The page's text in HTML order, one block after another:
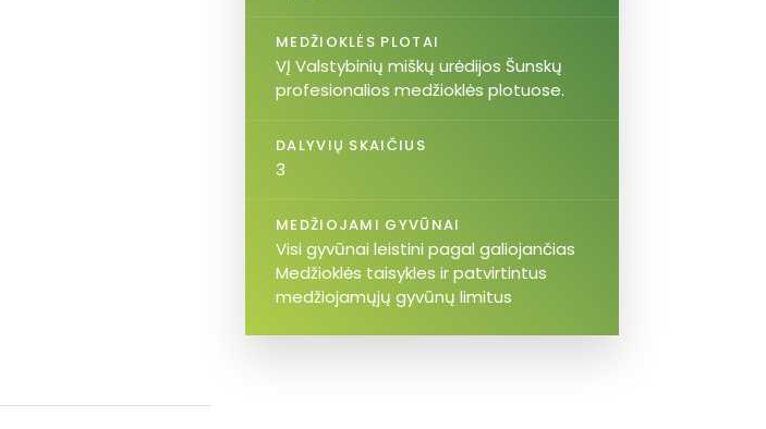
MEDŽIOKLĖS PLOTAI
VĮ Valstybinių miškų urėdijos Šunskų
profesionalios medžioklės plotuose.
DALYVIŲ SKAIČIUS
3
MEDŽIOJAMI GYVŪNAI
Visi gyvūnai leistini pagal galiojančias
Medžioklės taisykles ir patvirtintus
medžiojamųjų gyvūnų limitus